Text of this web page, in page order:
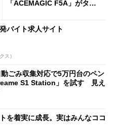
「ACEMAGIC F5A」がタイ
バイト求人サイト
ス）
ごみ収集対応で5万円台のペン
S1 Station」を試す 見え
を着実に成長。実はみんなココ